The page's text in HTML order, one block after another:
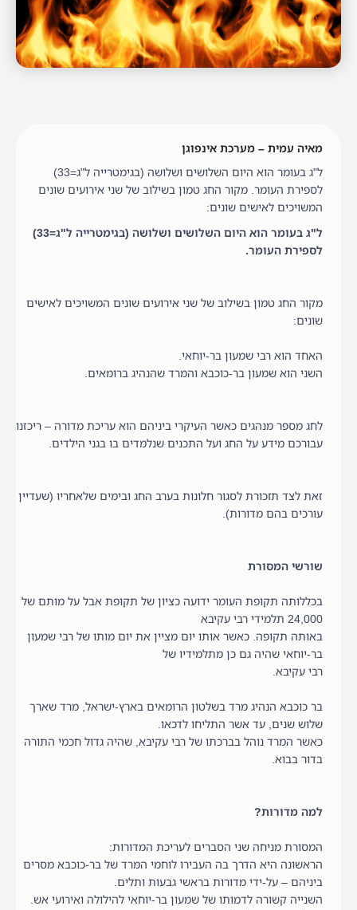
מאיה עמית – מערכת אינפוגן
ל"ג בעומר הוא היום השלושים ושלושה (בגימטרייה ל"ג=33)
לספירת העומר. מקור החג טמון בשילוב של שני אירועים שונים
המשויכים לאישים שונים:
ל"ג בעומר הוא היום השלושים ושלושה (בגימטרייה ל"ג=33)
לספירת העומר.
מקור החג טמון בשילוב של שני אירועים שונים המשויכים לאישים
שונים:
האחד הוא רבי שמעון בר-יוחאי.
השני הוא שמעון בר-כוכבא והמרד שהנהיג ברומאים.
לחג מספר מנהגים כאשר העיקרי ביניהם הוא עריכת מדורה – ריכזנו
עבורכם מידע על החג ועל התכנים שנלמדים בו בגני הילדים.
זאת לצד תזכורת לסגור חלונות בערב החג ובימים שלאחריו (שעדיין
עורכים בהם מדורות).
שורשי המסורת
בכללותה תקופת העומר ידועה כציון של תקופת אבל על מותם של
24,000 תלמידי רבי עקיבא
באותה תקופה. כאשר אותו יום מציין את יום מותו של רבי שמעון
בר-יוחאי שהיה גם כן מתלמידיו של
רבי עקיבא.
בר כוכבא הנהיג מרד בשלטון הרומאים בארץ-ישראל, מרד שארך
שלוש שנים, עד אשר התליחו לדכאו.
כאשר המרד נוהל בברכתו של רבי עקיבא, שהיה גדול חכמי התורה
בדור בבוא.
למה מדורות?
המסורת מניחה שני הסברים לעריכת המדורות:
הראשונה היא הדרך בה העבירו לוחמי המרד של בר-כוכבא מסרים
ביניהם – על-ידי מדורות בראשי גבעות ותלים.
השנייה קשורה לדמותו של שמעון בר-יוחאי להילולה ואירועי אש.